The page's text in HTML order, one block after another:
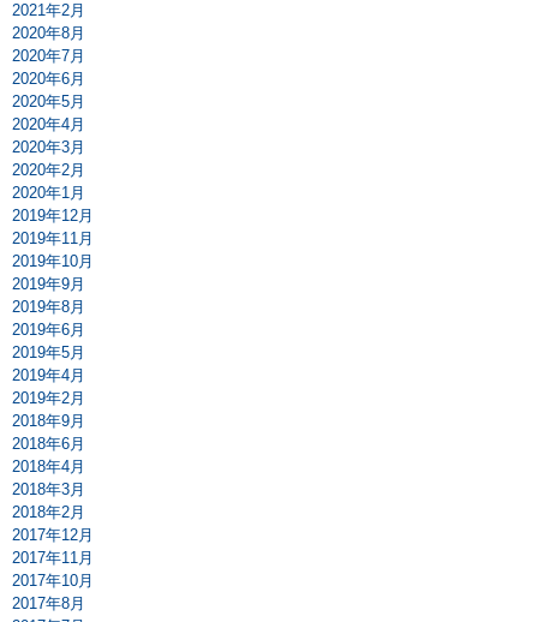
2021年2月
2020年8月
2020年7月
2020年6月
2020年5月
2020年4月
2020年3月
2020年2月
2020年1月
2019年12月
2019年11月
2019年10月
2019年9月
2019年8月
2019年6月
2019年5月
2019年4月
2019年2月
2018年9月
2018年6月
2018年4月
2018年3月
2018年2月
2017年12月
2017年11月
2017年10月
2017年8月